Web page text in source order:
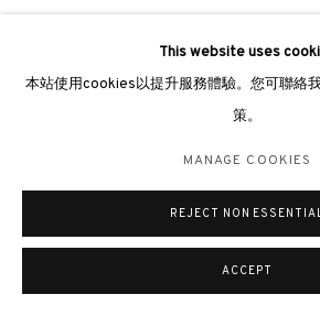
This website uses
本站使用cookies以提升服務體驗。您可聯絡
策。
MANAGE COOKIES
REJECT NON
ACCEPT
London, 3812 Gallery, Masterpiece London